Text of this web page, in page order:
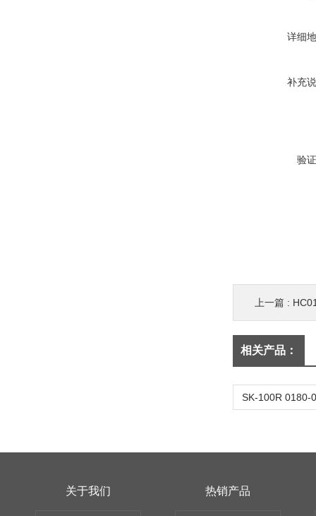
详细
补充
验
上一篇 :
相关产品：
关于我们 热销产品